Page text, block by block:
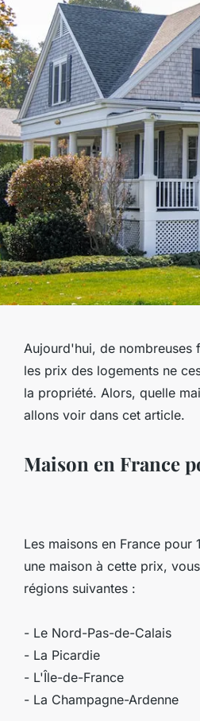
Aujourd'hui, de nombreuses
les prix des logements ne
la propriété. Alors, quelle
allons voir dans cet article.
Maison en France
Les maisons en France
une maison à cette prix,
régions suivantes :
- Le Nord-Pas-de-Calais
- La Picardie
- L'Île-de-France
- La Champagne-Ardenne